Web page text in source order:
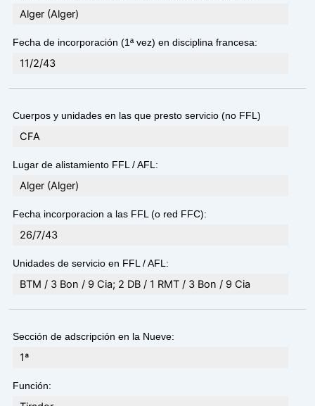
Alger (Alger)
Fecha de incorporación (1ª vez) en disciplina francesa:
11/2/43
Cuerpos y unidades en las que presto servicio (no FFL)
CFA
Lugar de alistamiento FFL / AFL:
Alger (Alger)
Fecha incorporacion a las FFL (o red FFC):
26/7/43
Unidades de servicio en FFL / AFL:
BTM / 3 Bon / 9 Cia; 2 DB / 1 RMT / 3 Bon / 9 Cia
Sección de adscripción en la Nueve:
1ª
Función: